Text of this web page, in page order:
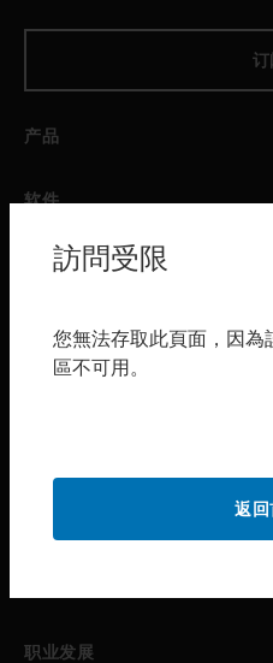
订
产品
软件
toggle view
服务
行业
toggle view
职业发展
訪問受限
您無法存取此頁面，因
區不可用。
返